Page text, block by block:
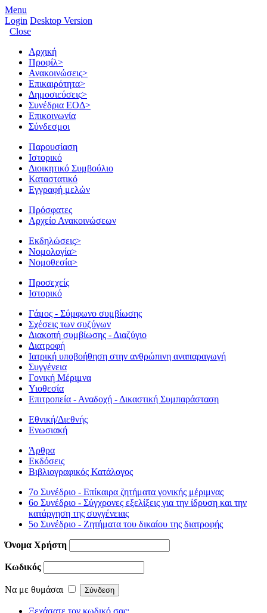
Menu
Login Desktop Version
Close
Αρχική
Προφίλ>
Ανακοινώσεις>
Επικαιρότητα>
Δημοσιεύσεις>
Συνέδρια ΕΟΔ>
Επικοινωνία
Σύνδεσμοι
Παρουσίαση
Ιστορικό
Διοικητικό Συμβούλιο
Καταστατικό
Εγγραφή μελών
Πρόσφατες
Αρχείο Ανακοινώσεων
Εκδηλώσεις>
Νομολογία>
Νομοθεσία>
Προσεχείς
Ιστορικό
Γάμος - Σύμφωνο συμβίωσης
Σχέσεις των συζύγων
Διακοπή συμβίωσης - Διαζύγιο
Διατροφή
Ιατρική υποβοήθηση στην ανθρώπινη αναπαραγωγή
Συγγένεια
Γονική Μέριμνα
Υιοθεσία
Επιτροπεία - Αναδοχή - Δικαστική Συμπαράσταση
Εθνική/Διεθνής
Ενωσιακή
Άρθρα
Εκδόσεις
Βιβλιογραφικός Κατάλογος
7ο Συνέδριο - Επίκαιρα ζητήματα γονικής μέριμνας
6ο Συνέδριο - Σύγχρονες εξελίξεις για την ίδρυση και την
κατάργηση της συγγένειας
5ο Συνέδριο - Ζητήματα του δικαίου της διατροφής
Όνομα Χρήστη
Κωδικός
Να με θυμάσαι
Ξεχάσατε τον κωδικό σας;